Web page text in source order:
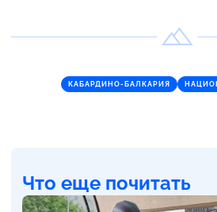
КАБАРДИНО-БАЛКАРИЯ
Что еще почитать